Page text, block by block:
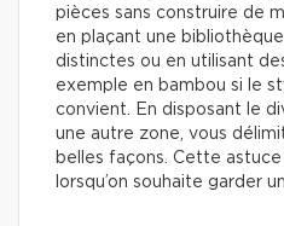
pièces sans construire de
en plaçant une
distinctes ou en utilisant
exemple en bambou si le
convient. En disposant le
une autre zone, vous
belles façons. Cette
lorsqu’on souhaite garder